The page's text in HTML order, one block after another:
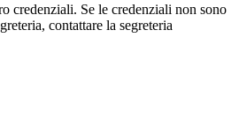
credenziali. Se le credenziali non sono
contattare la segreteria